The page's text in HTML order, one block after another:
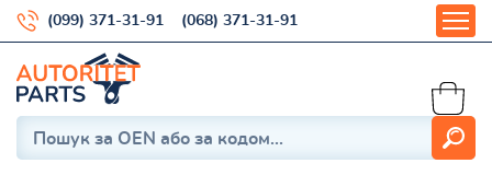
(099) 371-31-91 (068) 371-31-91